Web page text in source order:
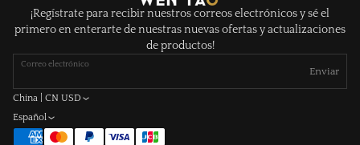
¡Regístrate para recibir nuestros correos electrónicos y sé el
primero en enterarte de nuestras nuevas ofertas y actualizaciones
de productos!
Correo electrónico
Enviar
China | CN USD
Español